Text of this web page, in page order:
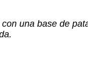
una base de